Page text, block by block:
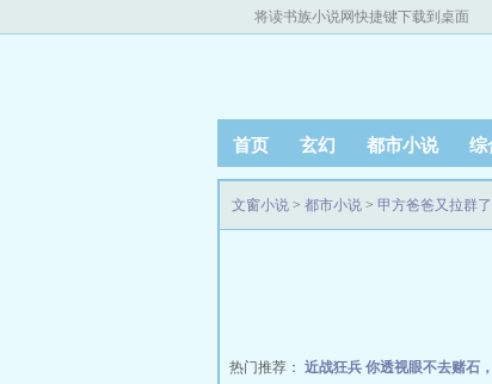
将读书族小说网快捷键下载到桌面
首页 玄幻 都市小说 综
文窗小说 > 都市小说 > 甲方爸爸又拉群了
热门推荐： 近战狂兵 你透视眼不去赌石